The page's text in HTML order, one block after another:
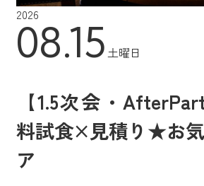
2026
08.15 土曜日
【1.5次会・
料試食×見積り★お
ア